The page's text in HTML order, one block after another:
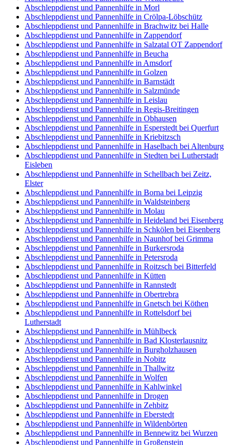
Abschleppdienst und Pannenhilfe in Morl
Abschleppdienst und Pannenhilfe in Crölpa-Löbschütz
Abschleppdienst und Pannenhilfe in Brachwitz bei Halle
Abschleppdienst und Pannenhilfe in Zappendorf
Abschleppdienst und Pannenhilfe in Salzatal OT Zappendorf
Abschleppdienst und Pannenhilfe in Beucha
Abschleppdienst und Pannenhilfe in Amsdorf
Abschleppdienst und Pannenhilfe in Golzen
Abschleppdienst und Pannenhilfe in Barnstädt
Abschleppdienst und Pannenhilfe in Salzmünde
Abschleppdienst und Pannenhilfe in Leislau
Abschleppdienst und Pannenhilfe in Regis-Breitingen
Abschleppdienst und Pannenhilfe in Obhausen
Abschleppdienst und Pannenhilfe in Esperstedt bei Querfurt
Abschleppdienst und Pannenhilfe in Kriebitzsch
Abschleppdienst und Pannenhilfe in Haselbach bei Altenburg
Abschleppdienst und Pannenhilfe in Stedten bei Lutherstadt
Eisleben
Abschleppdienst und Pannenhilfe in Schellbach bei Zeitz,
Elster
Abschleppdienst und Pannenhilfe in Borna bei Leipzig
Abschleppdienst und Pannenhilfe in Waldsteinberg
Abschleppdienst und Pannenhilfe in Molau
Abschleppdienst und Pannenhilfe in Heideland bei Eisenberg
Abschleppdienst und Pannenhilfe in Schkölen bei Eisenberg
Abschleppdienst und Pannenhilfe in Naunhof bei Grimma
Abschleppdienst und Pannenhilfe in Burkersroda
Abschleppdienst und Pannenhilfe in Petersroda
Abschleppdienst und Pannenhilfe in Roitzsch bei Bitterfeld
Abschleppdienst und Pannenhilfe in Kütten
Abschleppdienst und Pannenhilfe in Rannstedt
Abschleppdienst und Pannenhilfe in Obertrebra
Abschleppdienst und Pannenhilfe in Gnetsch bei Köthen
Abschleppdienst und Pannenhilfe in Rottelsdorf bei
Lutherstadt
Abschleppdienst und Pannenhilfe in Mühlbeck
Abschleppdienst und Pannenhilfe in Bad Klosterlausnitz
Abschleppdienst und Pannenhilfe in Burgholzhausen
Abschleppdienst und Pannenhilfe in Nobitz
Abschleppdienst und Pannenhilfe in Thallwitz
Abschleppdienst und Pannenhilfe in Wolfen
Abschleppdienst und Pannenhilfe in Kahlwinkel
Abschleppdienst und Pannenhilfe in Drogen
Abschleppdienst und Pannenhilfe in Zehbitz
Abschleppdienst und Pannenhilfe in Eberstedt
Abschleppdienst und Pannenhilfe in Wildenbörten
Abschleppdienst und Pannenhilfe in Bennewitz bei Wurzen
Abschleppdienst und Pannenhilfe in Großenstein